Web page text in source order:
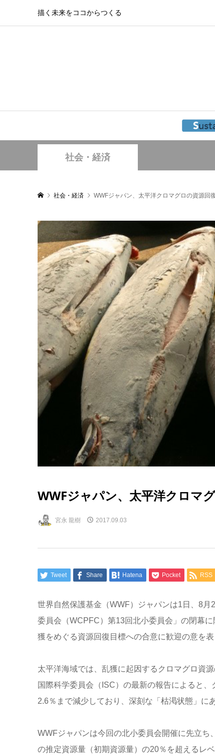
描く未来をココからつくる
社会・経済
社会・経済 WWFジャパン、太平洋クロマグロの資源回
WWFジャパン、太平洋クロマ
宮永 龍樹 2017.09.03
Tweet Share Hatena Pocket RSS
世界自然保護基金（WWF）ジャパンは1日、8
委員会（WCPFC）第13回北小委員会」の閉幕
獲をめぐる資源回復目標への合意に歓迎の意を表
太平洋海域では、乱獲に起因するクロマグロ資
国際科学委員会（ISC）の最新の報告によると
2.6％まで減少しており、深刻な「枯渇状態」に
WWFジャパンは今回の北小委員会開催に先立
の推定資源量（初期資源量）の20％を超えるレ